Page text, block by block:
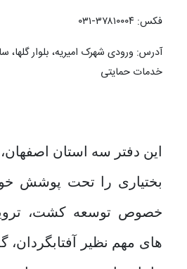
فکس: ۳۷۸۱۰۰۰۴-۰۳۱
خدمات حمایتی
این دفتر سه استان
بختیاری را تحت پوشش
خصوص توسعه کشت،
های مهم نظیر آفتابگردان،